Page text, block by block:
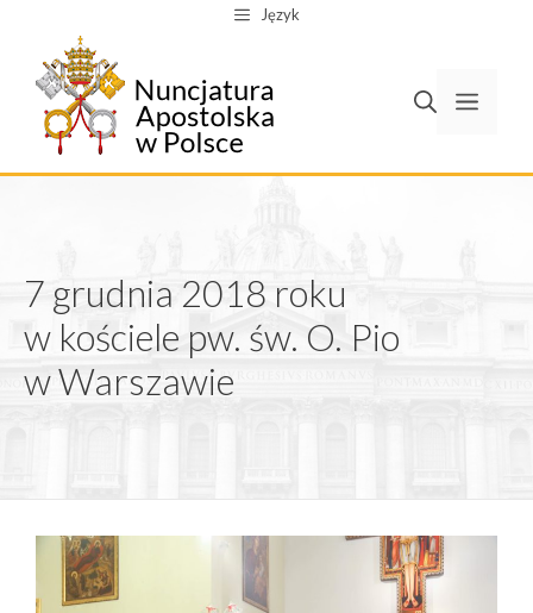
treści
Język
7 grudnia 2018 roku
w kościele pw. św. O. Pio
w Warszawie